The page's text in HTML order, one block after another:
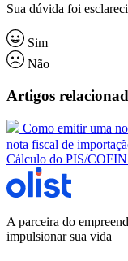
Sua dúvida foi
Sim
Não
Artigos
Como emitir uma
nota fiscal de
Cálculo do PIS/
A parceira do
impulsionar sua vida